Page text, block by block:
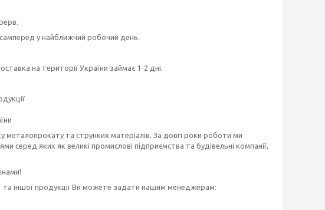
у найближчий робочий день.
на території України займає 1-2 дні.
металопрокату та струнких матеріалів. За довгі роки роботи ми
серед яких як великі промислові підприємства та будівельні компанії,
іншої продукції Ви можете задати нашим менеджерам: